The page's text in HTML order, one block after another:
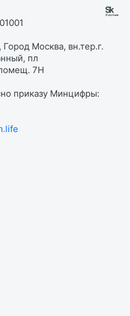
Москва, вн.тер.г.
пл
помещ. 7Н
приказу Минцифры: